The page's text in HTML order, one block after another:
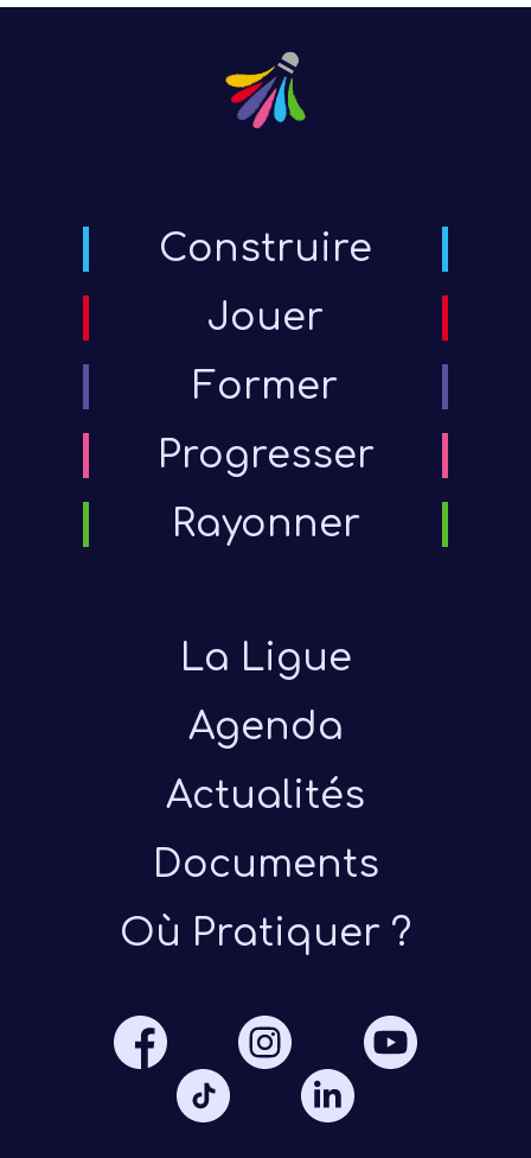
Construire
Jouer
Former
Progresser
Rayonner
La Ligue
Agenda
Actualités
Documents
Où Pratiquer ?